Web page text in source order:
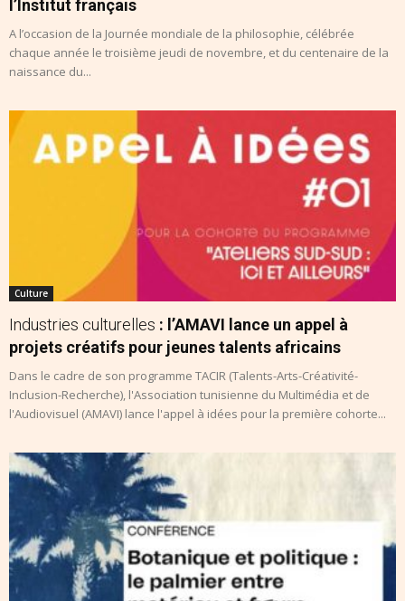
l’Institut français
A l’occasion de la Journée mondiale de la philosophie, célébrée
chaque année le troisième jeudi de novembre, et du centenaire de la
naissance du...
Culture
Industries culturelles : l’AMAVI lance un appel à
projets créatifs pour jeunes talents africains
Dans le cadre de son programme TACIR (Talents-Arts-Créativité-
Inclusion-Recherche), l'Association tunisienne du Multimédia et de
l'Audiovisuel (AMAVI) lance l'appel à idées pour la première cohorte...